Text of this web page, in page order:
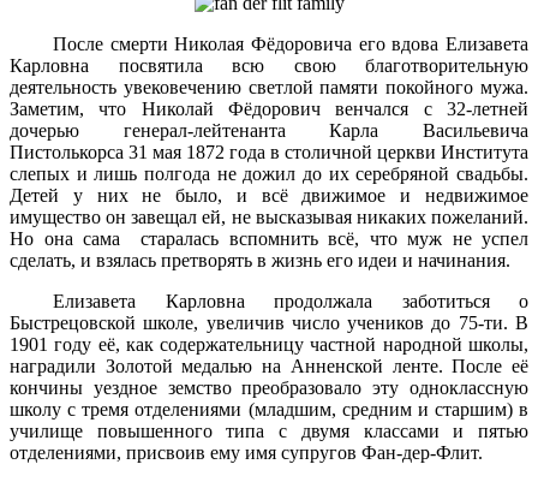
После смерти Николая Фёдоровича его вдова Елизавета
Карловна посвятила всю свою благотворительную
деятельность увековечению светлой памяти покойного мужа.
Заметим, что Николай Фёдорович венчался с 32-летней
дочерью генерал-лейтенанта Карла Васильевича
Пистолькорса 31 мая 1872 года в столичной церкви Института
слепых и лишь полгода не дожил до их серебряной свадьбы.
Детей у них не было, и всё движимое и недвижимое
имущество он завещал ей, не высказывая никаких пожеланий.
Но она сама старалась вспомнить всё, что муж не успел
сделать, и взялась претворять в жизнь его идеи и начинания.
Елизавета Карловна продолжала заботиться о
Быстрецовской школе, увеличив число учеников до 75-ти. В
1901 году её, как содержательницу частной народной школы,
наградили Золотой медалью на Анненской ленте. После её
кончины уездное земство преобразовало эту одноклассную
школу с тремя отделениями (младшим, средним и старшим) в
училище повышенного типа с двумя классами и пятью
отделениями, присвоив ему имя супругов Фан-дер-Флит.